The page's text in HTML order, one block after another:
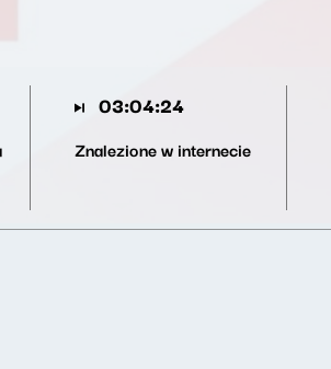
03:04:24
Znalezione w internecie